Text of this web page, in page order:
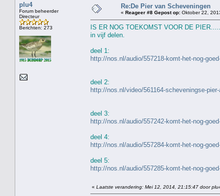
plu4
Forum beheerder
Directeur
Berichten: 273
Re:De Pier van Scheveningen
« Reageer #8 Gepost op: Oktober 22,
IS ER NOG TOEKOMST VOOR DE
in vijf delen.
deel 1:
http://nos.nl/audio/557218-komt-het-nog-
deel 2:
http://nos.nl/video/561164-scheveningse-
deel 3:
http://nos.nl/audio/557242-komt-het-nog-
deel 4:
http://nos.nl/audio/557284-komt-het-nog-
deel 5:
http://nos.nl/audio/557285-komt-het-nog-
« Laatste verandering: Mei 12, 2014, 21:15:47 door